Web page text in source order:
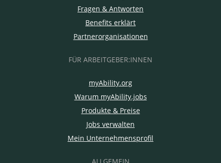
Fragen & Antworten
Benefits erklärt
Partnerorganisationen
FÜR ARBEITGEBER:INNEN
myAbility.org
Warum myAbility.jobs
Produkte & Preise
Jobs verwalten
Mein Unternehmensprofil
ALLGEMEIN